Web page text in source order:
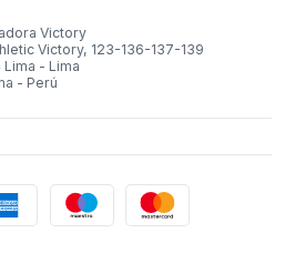
Victory
Victory, 123-136-137-139
Lima - Lima
- Perú